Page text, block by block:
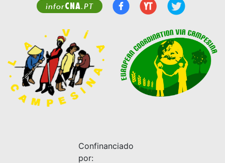
inforCNA.PT
Confinanciado
por: